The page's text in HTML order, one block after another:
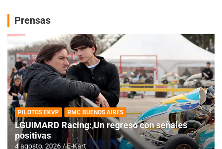
Prensas
PILOTOS EKVP RMC BUENOS AIRES
LGUIMARD Racing: Un regreso con señales
positivas
4 agosto, 2026 E-Kart